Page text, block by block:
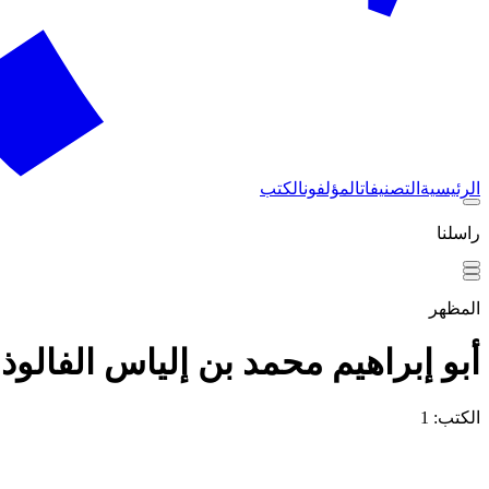
الرئيسية التصنيفاتالمؤلفونالكتب
راسلنا
المظهر
أبو إبراهيم محمد بن إلياس
الكتب: 1